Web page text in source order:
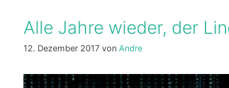
k
Alle Jahre wieder, der
12. Dezember 2017 von Andre